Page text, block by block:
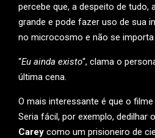
percebe que, a despeito de tudo,
grande e pode fazer uso de sua
no microcosmo e não se
“Eu ainda existo“, clama o
última cena.
O mais interessante é que o
Seria fácil, por exemplo, dedilhar
Carey como um prisioneiro de